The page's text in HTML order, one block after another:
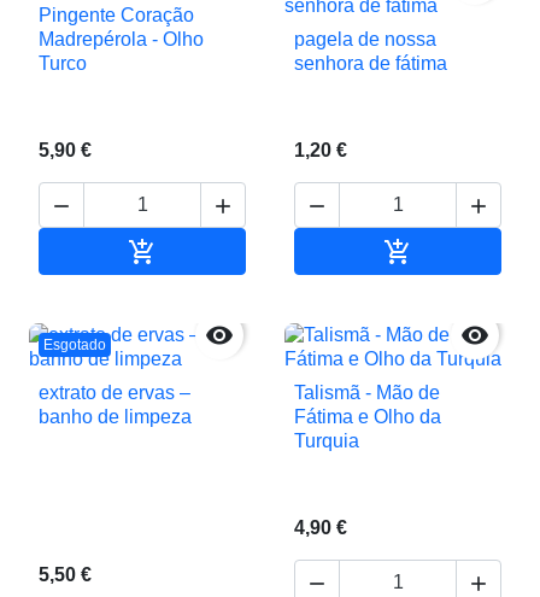
Pingente Coração
Madrepérola - Olho
Turco
5,90 €
 

pagela de nossa
senhora de fátima
1,20 €
 

Esgotado 
extrato de ervas –
banho de limpeza
5,50 €

Talismã - Mão de
Fátima e Olho da
Turquia
4,90 €
 